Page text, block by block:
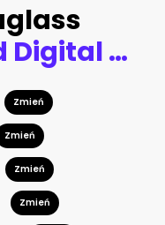
smart city and Digital landscape in cyber world.3d illustration
Zmień
Zmień
Zmień
Zmień